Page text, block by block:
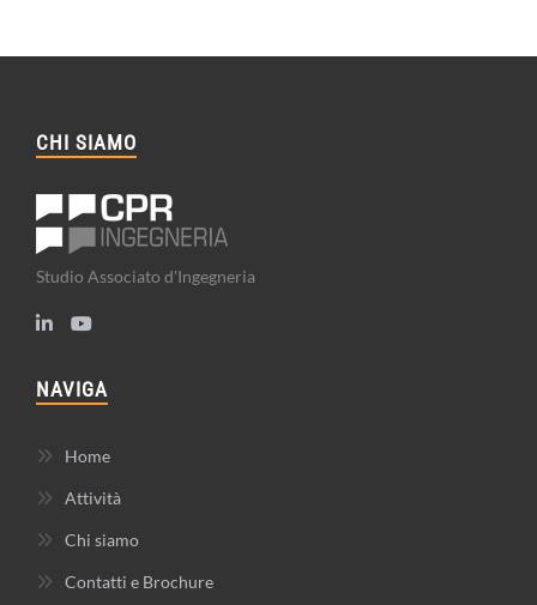
CHI SIAMO
Studio Associato d'Ingegneria
NAVIGA
Home
Attività
Chi siamo
Contatti e Brochure